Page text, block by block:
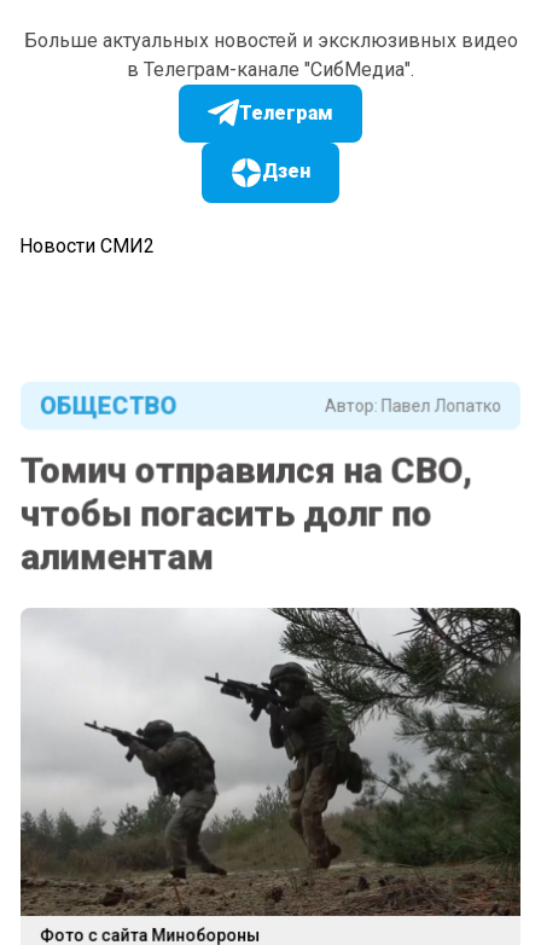
Больше актуальных новостей и эксклюзивных видео
в Телеграм-канале "СибМедиа".
Телеграм
Дзен
Новости СМИ2
Автор: Павел Лопатко
ОБЩЕСТВО
Томич отправился на СВО,
чтобы погасить долг по
алиментам
Фото с сайта Минобороны